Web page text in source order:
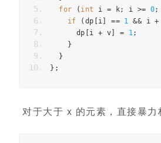
for
( int i = k; i >= 0;
if
( dp [i ] == 1 && i +
dp [i + v] = 1 ;
}
}
};
对于大于 x 的元素，直接暴力